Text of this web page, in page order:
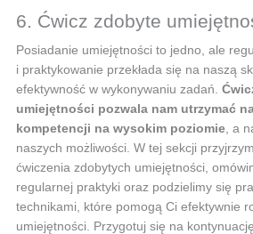
6. Ćwicz zdobyte
Posiadanie umiejętności to jedno, ale
i praktykowanie przekłada się na naszą
efektywność w wykonywaniu zadań.
umiejętności pozwala nam utrzymać
kompetencji na wysokim poziomie, a
naszych możliwości. W tej sekcji
ćwiczenia zdobytych umiejętności,
regularnej praktyki oraz podzielimy się
technikami, które pomogą Ci efektywnie
umiejętności. Przygotuj się na